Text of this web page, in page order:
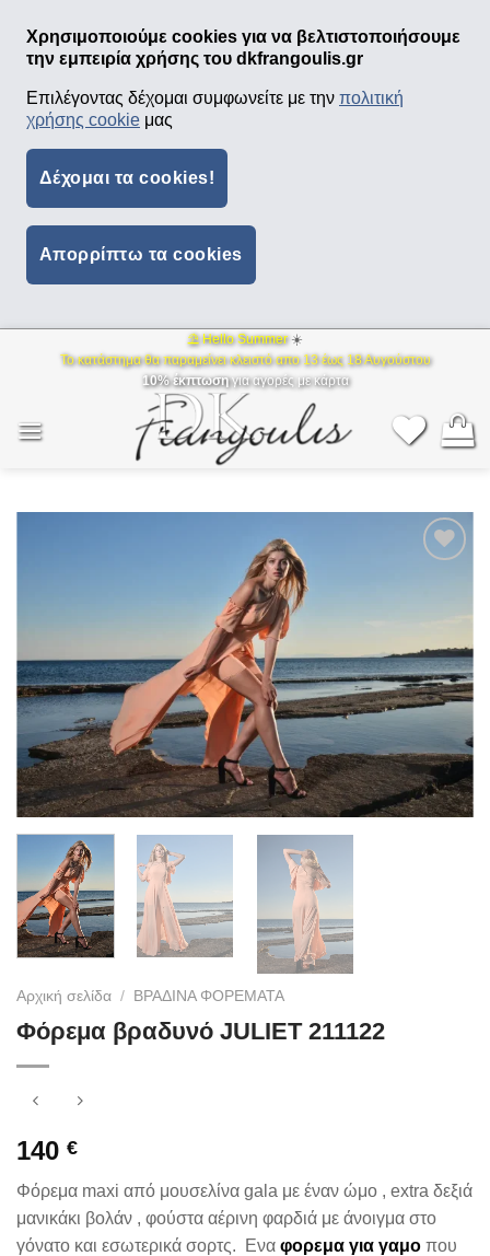
Χρησιμοποιούμε cookies για να βελτιστοποιήσουμε
την εμπειρία χρήσης του dkfrangoulis.gr
Επιλέγοντας δέχομαι συμφωνείτε με την πολιτική
χρήσης cookie μας
Δέχομαι τα cookies!
Απορρίπτω τα cookies
⛱ Hello Summer ☀️
Το κατάστημα θα παραμείνει κλειστό απο 13 έως 18 Αυγούστου
10% έκπτωσηγια αγορές με κάρτα
Αρχική σελίδα / ΒΡΑΔΙΝΑ ΦΟΡΕΜΑΤΑ
Φόρεμα βραδυνό JULIET 211122
140 €
Φόρεμα maxi από μουσελίνα gala με έναν ώμο , extra δεξιά
μανικάκι βολάν , φούστα αέρινη φαρδιά με άνοιγμα στο
γόνατο και εσωτερικά σορτς. Ενα φορεμα για γαμο που